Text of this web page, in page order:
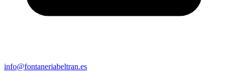
info@fontaneriabeltran.es